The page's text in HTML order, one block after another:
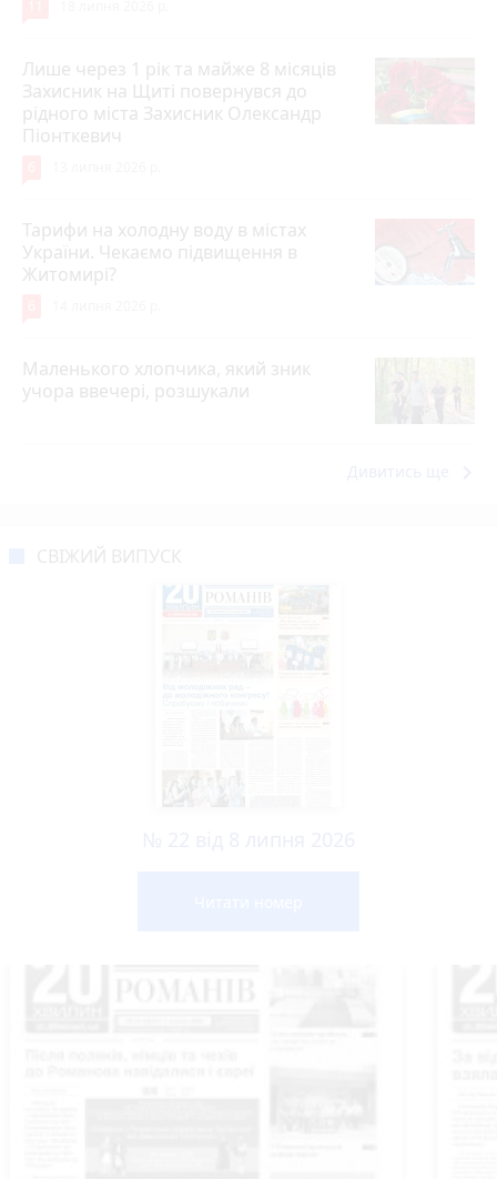
Лише через 1 рік та майже 8 місяців
Захисник на Щиті повернувся до
рідного міста Захисник Олександр
Піонткевич
Тарифи на холодну воду в містах
України. Чекаємо підвищення в
Житомирі?
Маленького хлопчика, який зник
учора ввечері, розшукали